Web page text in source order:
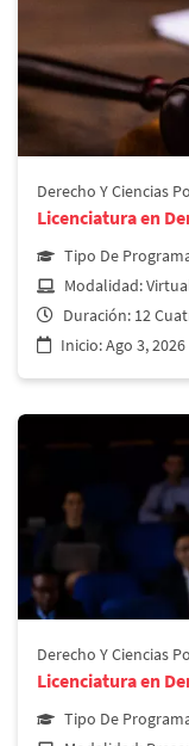
Derecho y Ciencias
Licenciatura en
Derecho Y Ciencias
Licenciatura en
Tipo De
Modalidad:
Duración: 12
Inicio:Ago 3, 2026
Derecho y Ciencias
Licenciatura
Derecho Y Ciencias
Licenciatura en
Tipo De